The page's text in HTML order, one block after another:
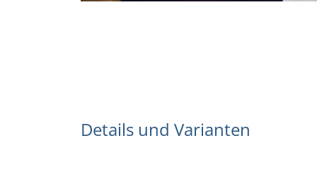
Details und Varianten